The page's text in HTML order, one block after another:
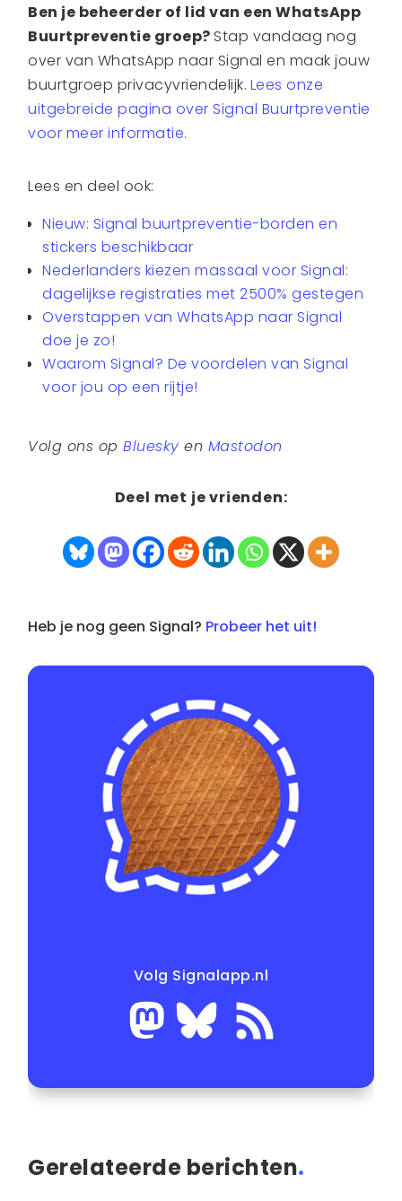
Ben je beheerder of lid van een WhatsApp
Buurtpreventie groep? Stap vandaag nog
over van WhatsApp naar Signal en maak jouw
buurtgroep privacyvriendelijk. Lees onze
uitgebreide pagina over Signal Buurtpreventie
voor meer informatie.
Lees en deel ook:
Nieuw: Signal buurtpreventie-borden en
stickers beschikbaar
Nederlanders kiezen massaal voor Signal:
dagelijkse registraties met 2500% gestegen
Overstappen van WhatsApp naar Signal
doe je zo!
Waarom Signal? De voordelen van Signal
voor jou op een rijtje!
Volg ons opBluesky en Mastodon
Deel met je vrienden:
Heb je nog geen Signal? Probeer het uit!
Volg Signalapp.nl
Gerelateerde berichten.